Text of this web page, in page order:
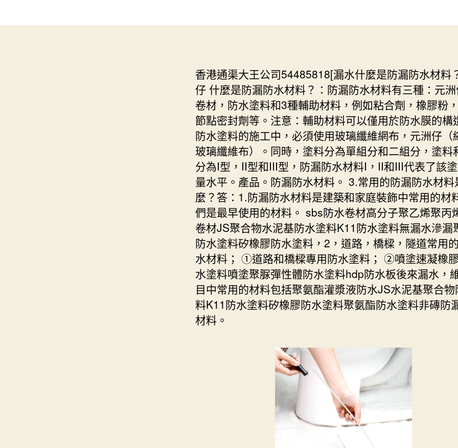
香港通渠大王公司54485818[漏水什麼是防漏防水材料
仔 什麼是防漏防水材料？：防漏防水材料有三種：元
卷材，防水塗料和3種輔助材料，例如粘合劑，橡膠粉
節點密封劑等。注意：輔助材料可以僅用於防水膜的構
防水塗料的施工中，必須使用玻璃纖維網布，元洲仔（
玻璃纖維布）。同時，塗料分為單組分和二組分，塗料
分為I型，II型和III型，防漏防水材料I，II和III代表了該
量水平。產品。防漏防水材料。 3.常用的防漏防水材料
麼？答：1.防漏防水材料是建築和家庭裝飾中常用的材
們是最早使用的材料。 sbs防水卷材高分子聚乙烯聚丙
卷材JS聚合物水泥基防水塗料K11防水塗料無漏水滲漏
防水塗料矽橡膠防水塗料，2，道路，橋樑，隧道常用
水材料； ①道路和橋樑專用防水塗料； ②噴塗速凝橡
水塗料噴塗聚脲彈性體防水塗料hdp防水板後來漏水，
目中常用的材料包括聚氨酯灌漿液防水JS水泥基聚合
料K11防水塗料矽橡膠防水塗料聚氨酯防水塗料非磚防
材料。